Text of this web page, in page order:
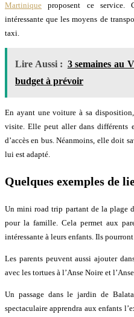
Martinique proposent ce service.
intéressante que les moyens de
taxi.
Lire Aussi : 3 semaines au
budget à prévoir
En ayant une voiture à sa
visite. Elle peut aller dans différents
d’accès en bus. Néanmoins, elle doit
lui est adapté.
Quelques exemples de
Un mini road trip partant de la plage
pour la famille. Cela permet aux
intéressante à leurs enfants. Ils
Les parents peuvent aussi ajouter
avec les tortues à l’Anse Noire et
Un passage dans le jardin de
spectaculaire apprendra aux enfants